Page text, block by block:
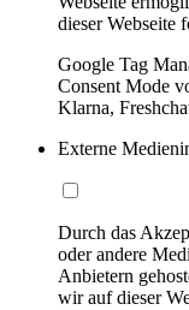
dieser Webseite
Google Tag
Consent Mode
Klarna,
Externe
Durch das
oder andere
Anbietern
wir auf dieser